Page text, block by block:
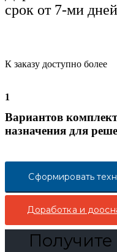
срок от 7-ми дней
К заказу доступно более
1
Вариантов
назначения для
Сформировать
Доработка и